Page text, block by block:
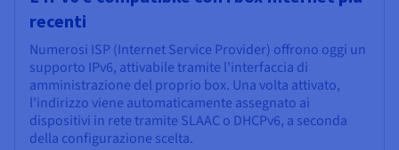
recenti
Numerosi ISP (Internet Service Provider) offrono oggi un
supporto IPv6, attivabile tramite l'interfaccia di
amministrazione del proprio box. Una volta attivato,
l'indirizzo viene automaticamente assegnato ai
dispositivi in rete tramite SLAAC o DHCPv6, a seconda
della configurazione scelta.